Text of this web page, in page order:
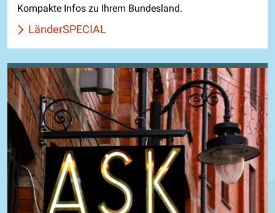
Kompakte Infos zu Ihrem Bundesland.
LänderSPECIAL